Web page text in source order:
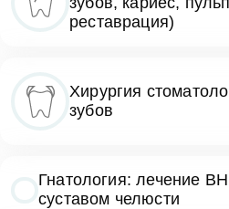
реставрация)
Хирургия
зубов
Гнатология: лечение
суставом челюсти